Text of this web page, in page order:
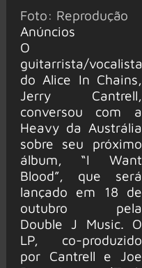
Foto: Reprodução
Anúncios
O
guitarrista/vocalista
do Alice In Chains,
Jerry Cantrell,
conversou com a
Heavy da Austrália
sobre seu próximo
álbum, “I Want
Blood”, que será
lançado em 18 de
outubro pela
Double J Music. O
LP, co-produzido
por Cantrell e Joe